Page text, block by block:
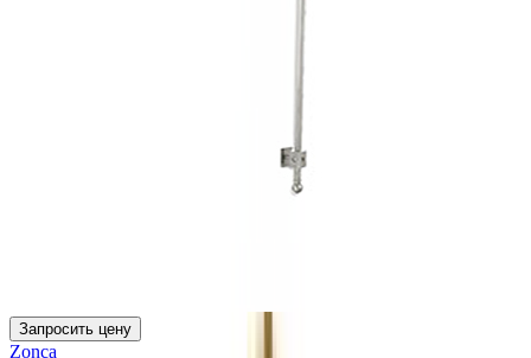
Запросить цену
Zonca